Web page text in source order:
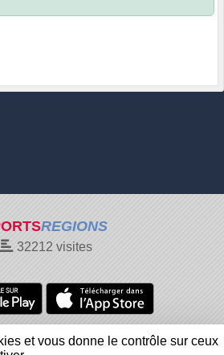
REGIONS
32212 visites
Gestion des cookies
et vous donne le contrôle sur ceux